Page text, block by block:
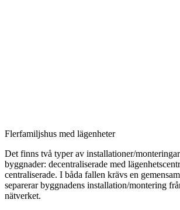
Flerfamiljshus med lägenheter​
Det finns två typer av installationer/
byggnader: decentraliserade med
centraliserade. I båda fallen krävs en
separerar byggnadens installation/montering
nätverket.